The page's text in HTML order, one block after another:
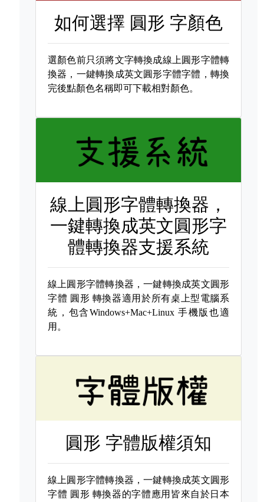
如何選擇 圓形 字顏色
選顏色前只須將文字轉換成線上圓形字體轉
換器，一鍵轉換成英文圓形字體字體，轉換
完後點顏色名稱即可下載相對顏色。
線上圓形字體轉換器，
一鍵轉換成英文圓形字
體轉換器支援系統
線上圓形字體轉換器，一鍵轉換成英文圓形
字體 圓形 轉換器適用於所有桌上型電腦系
統，包含Windows+Mac+Linux 手機版也適
用。
圓形 字體版權須知
線上圓形字體轉換器，一鍵轉換成英文圓形
字體 圓形 轉換器的字體應用皆來自於日本